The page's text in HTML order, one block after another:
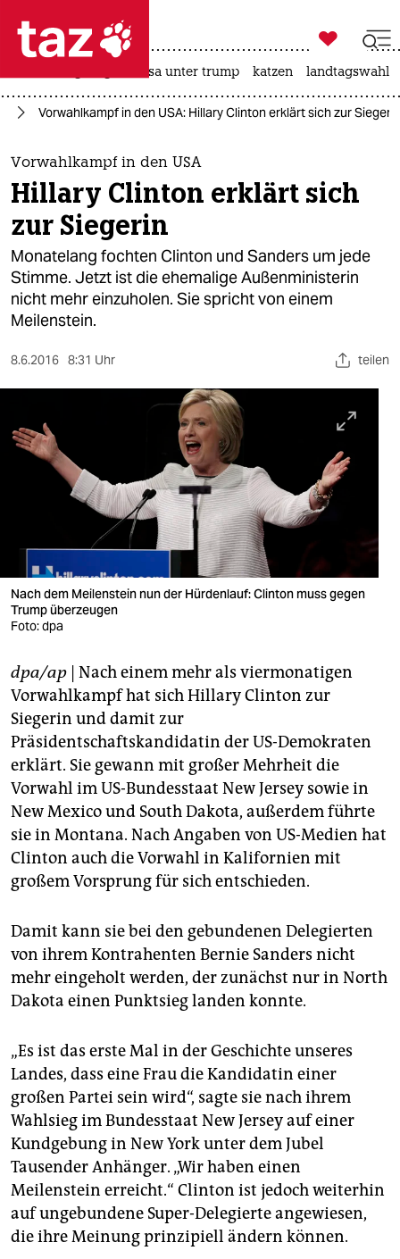
 taz zahl ich
taz zahl ich
themen
politik
öko
gesellschaft
kultur
sport
nord
wahrheit
veranstaltungen
shop
fragen & hilfe
unterstützen
abo
genossenschaft
epaper login

taz zahl ich
usa unter trump katzen landtagswahl
Vorwahlkampf in den USA: Hillary Clinton erklärt sich zur Siegerin
Vorwahlkampf in den USA
Hillary Clinton erklärt sich
zur Siegerin
Monatelang fochten Clinton und Sanders um jede
Stimme. Jetzt ist die ehemalige Außenministerin
nicht mehr einzuholen. Sie spricht von einem
Meilenstein.
8.6.2016 8:31 Uhr teilen
Nach dem Meilenstein nun der Hürdenlauf: Clinton muss gegen
Trump überzeugen
Foto: dpa
dpa/ap | Nach einem mehr als viermonatigen
Vorwahlkampf hat sich Hillary Clinton zur
Siegerin und damit zur
Präsidentschaftskandidatin der US-Demokraten
erklärt. Sie gewann mit großer Mehrheit die
Vorwahl im US-Bundesstaat New Jersey sowie in
New Mexico und South Dakota, außerdem führte
sie in Montana. Nach Angaben von US-Medien hat
Clinton auch die Vorwahl in Kalifornien mit
großem Vorsprung für sich entschieden.
Damit kann sie bei den gebundenen Delegierten
von ihrem Kontrahenten Bernie Sanders nicht
mehr eingeholt werden, der zunächst nur in North
Dakota einen Punktsieg landen konnte.
„Es ist das erste Mal in der Geschichte unseres
Landes, dass eine Frau die Kandidatin einer
großen Partei sein wird“, sagte sie nach ihrem
Wahlsieg im Bundesstaat New Jersey auf einer
Kundgebung in New York unter dem Jubel
Tausender Anhänger. „Wir haben einen
Meilenstein erreicht.“ Clinton ist jedoch weiterhin
auf ungebundene Super-Delegierte angewiesen,
die ihre Meinung prinzipiell ändern können.